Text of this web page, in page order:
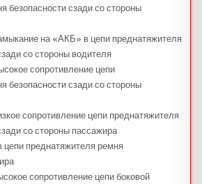
безопасности сзади со стороны
на «АКБ» в цепи преднатяжителя
со стороны водителя
сопротивление цепи
безопасности сзади со стороны
сопротивление цепи преднатяжителя
со стороны пассажира
преднатяжителя ремня
сопротивление цепи боковой